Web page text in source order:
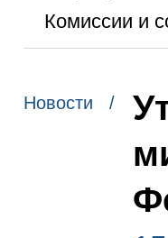
Комиссии и
Новости /